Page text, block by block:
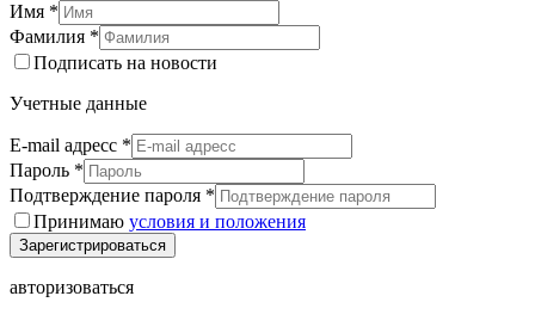
Имя *
Фамилия *
Подписать на новости
Учетные данные
E-mail адресс *
Пароль *
Подтверждение пароля *
Принимаю условия и положения
Зарегистрироваться
авторизоваться